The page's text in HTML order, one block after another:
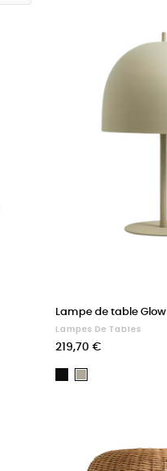
Lampe de table Glow
Lampes De Tables
Prix
219,70 €